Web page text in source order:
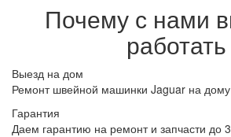
Почему с нами
работать
Выезд на дом
Ремонт швейной машинки Jaguar на дому
Гарантия
Даем гарантию на ремонт и запчасти до